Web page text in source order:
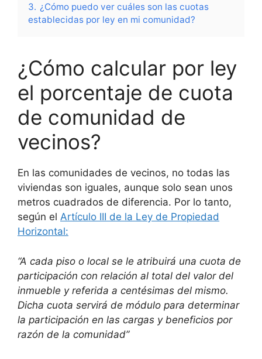
3. ¿Cómo puedo ver cuáles son las cuotas
establecidas por ley en mi comunidad?
¿Cómo calcular por ley
el porcentaje de cuota
de comunidad de
vecinos?
En las comunidades de vecinos, no todas las
viviendas son iguales, aunque solo sean unos
metros cuadrados de diferencia. Por lo tanto,
según el Artículo III de la Ley de Propiedad
Horizontal:
“A cada piso o local se le atribuirá una cuota de
participación con relación al total del valor del
inmueble y referida a centésimas del mismo.
Dicha cuota servirá de módulo para determinar
la participación en las cargas y beneficios por
razón de la comunidad”